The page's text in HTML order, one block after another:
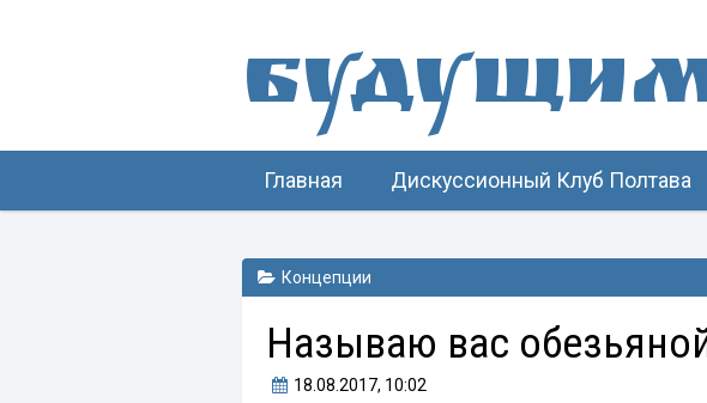
Главная Дискуссионный Клуб Полтава
Концепции
Называю вас
18.08.2017, 10:02